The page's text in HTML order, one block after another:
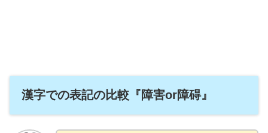
漢字での表記の比較『障害or障碍』